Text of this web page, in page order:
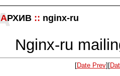
АРХИВ :: nginx-ru
Nginx-ru
[Date Prev][